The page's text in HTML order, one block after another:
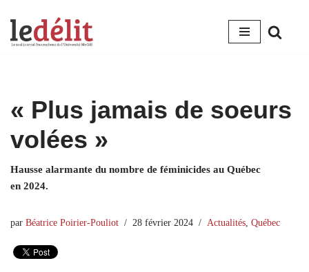
Aller
« Plus jamais de soeurs
volées »
Hausse alarmante du nombre de féminicides au Québec
en 2024.
par Béatrice Poirier-Pouliot 28 février 2024 Actualités Québec